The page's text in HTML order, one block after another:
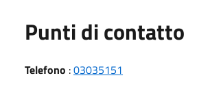
Punti di contatto
Telefono :03035151